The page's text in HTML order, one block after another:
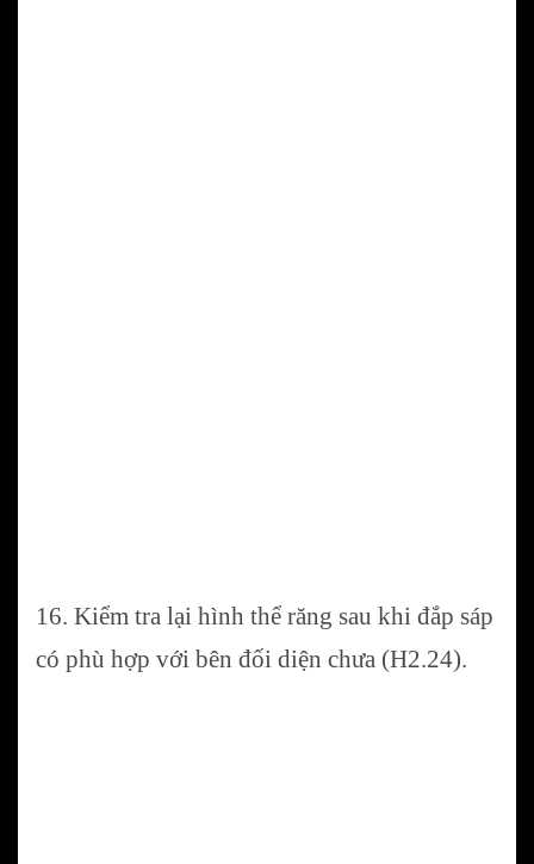
16. Kiểm tra lại hình thể răng sau khi đắp sáp
có phù hợp với bên đối diện chưa (H2.24).